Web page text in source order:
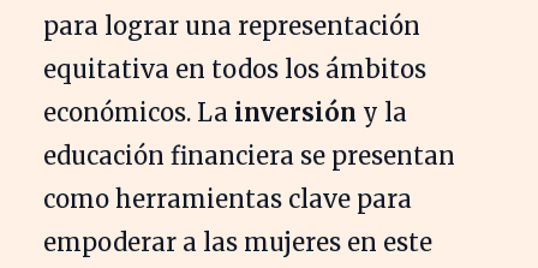
para lograr una representación
equitativa en todos los ámbitos
económicos. La inversión y la
educación financiera se presentan
como herramientas clave para
empoderar a las mujeres en este